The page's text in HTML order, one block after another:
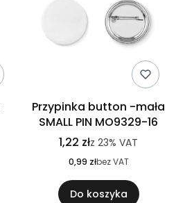
Przypinka button -mała
SMALL PIN MO9329-16
1,22 złz 23% VAT
0,99 złbez VAT
Do koszyka